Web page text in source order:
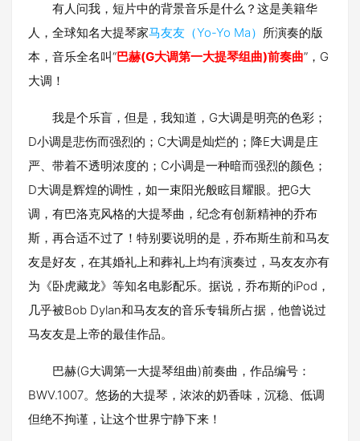
有人问我，短片中的背景音乐是什么？这是美籍华
人，全球知名大提琴家马友友（Yo-Yo Ma） 所演奏的版
本，音乐全名叫“巴赫(G大调第一大提琴组曲)前奏曲”，G
大调！
我是个乐盲，但是，我知道，G大调是明亮的色彩；
D小调是悲伤而强烈的；C大调是灿烂的；降E大调是庄
严、带着不透明浓度的；C小调是一种暗而强烈的颜色；
D大调是辉煌的调性，如一束阳光般眩目耀眼。把G大
调，有巴洛克风格的大提琴曲，纪念有创新精神的乔布
斯，再合适不过了！特别要说明的是，乔布斯生前和马友
友是好友，在其婚礼上和葬礼上均有演奏过，马友友亦有
为《卧虎藏龙》等知名电影配乐。据说，乔布斯的iPod，
几乎被Bob Dylan和马友友的音乐专辑所占据，他曾说过
马友友是上帝的最佳作品。
巴赫(G大调第一大提琴组曲)前奏曲，作品编号：
BWV.1007。悠扬的大提琴，浓浓的奶香味，沉稳、低调
但绝不拘谨，让这个世界宁静下来！